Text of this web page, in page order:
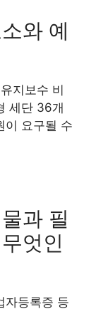
와 예
지보수 비
세단 36개
이 요구될 수
과 필
엇인
자등록증 등